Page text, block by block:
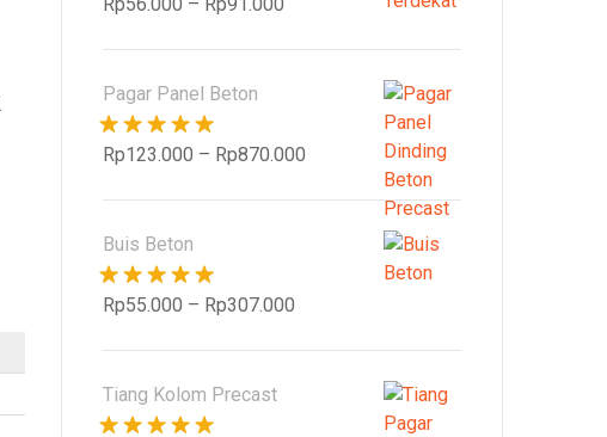
Pagar Panel Beton
Dinilai5.00
Rp123.000 – Rp870.000
Buis Beton
Dinilai5.00
Rp55.000 – Rp307.000
Tiang Kolom Precast